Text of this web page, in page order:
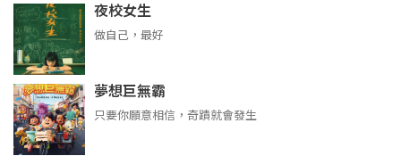
夜校女生
做自己，最好
夢想巨無霸
只要你願意相信，奇蹟就會發生